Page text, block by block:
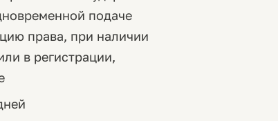
подаче
права, при наличии
в регистрации,